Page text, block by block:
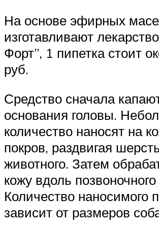
На основе эфирных
изготавливают
Форт”, 1 пипетка стоит
руб.
Средство сначала
основания головы.
количество наносят на
покров, раздвигая
животного. Затем
кожу вдоль
Количество наносимого
зависит от размеров